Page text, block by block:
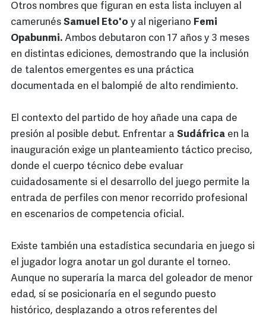
Otros nombres que figuran en esta lista incluyen al
camerunés Samuel Eto'o y al nigeriano Femi
Opabunmi. Ambos debutaron con 17 años y 3 meses
en distintas ediciones, demostrando que la inclusión
de talentos emergentes es una práctica
documentada en el balompié de alto rendimiento.
El contexto del partido de hoy añade una capa de
presión al posible debut. Enfrentar a Sudáfrica en la
inauguración exige un planteamiento táctico preciso,
donde el cuerpo técnico debe evaluar
cuidadosamente si el desarrollo del juego permite la
entrada de perfiles con menor recorrido profesional
en escenarios de competencia oficial.
Existe también una estadística secundaria en juego si
el jugador logra anotar un gol durante el torneo.
Aunque no superaría la marca del goleador de menor
edad, sí se posicionaría en el segundo puesto
histórico, desplazando a otros referentes del